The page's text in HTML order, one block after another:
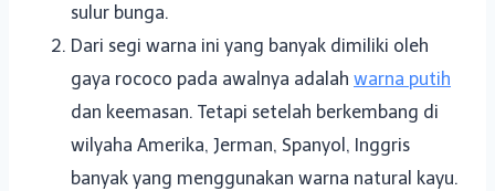
sulur bunga.
Dari segi warna ini yang banyak dimiliki oleh
gaya rococo pada awalnya adalah warna putih
dan keemasan. Tetapi setelah berkembang di
wilyaha Amerika, Jerman, Spanyol, Inggris
banyak yang menggunakan warna natural kayu.